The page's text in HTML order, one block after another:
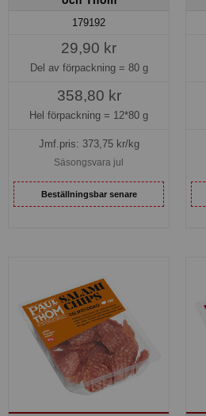
179192
29,90 kr
Del av förpackning = 80 g
358,80 kr
Hel förpackning = 12*80 g
Jmf.pris: 373,75kr/kg
Säsongsvara jul
Beställningsbar senare